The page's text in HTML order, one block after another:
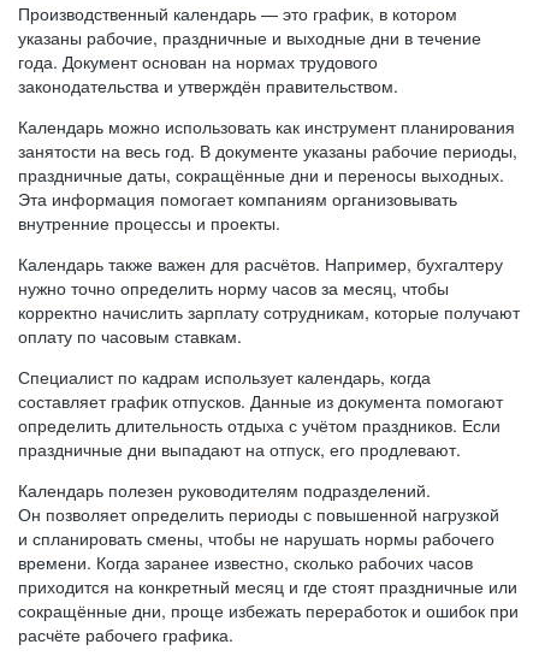
Производственный календарь — это график, в котором
указаны рабочие, праздничные и выходные дни в течение
года. Документ основан на нормах трудового
законодательства и утверждён правительством.
Календарь можно использовать как инструмент планирования
занятости на весь год. В документе указаны рабочие периоды,
праздничные даты, сокращённые дни и переносы выходных.
Эта информация помогает компаниям организовывать
внутренние процессы и проекты.
Календарь также важен для расчётов. Например, бухгалтеру
нужно точно определить норму часов за месяц, чтобы
корректно начислить зарплату сотрудникам, которые получают
оплату по часовым ставкам.
Специалист по кадрам использует календарь, когда
составляет график отпусков. Данные из документа помогают
определить длительность отдыха с учётом праздников. Если
праздничные дни выпадают на отпуск, его продлевают.
Календарь полезен руководителям подразделений.
Он позволяет определить периоды с повышенной нагрузкой
и спланировать смены, чтобы не нарушать нормы рабочего
времени. Когда заранее известно, сколько рабочих часов
приходится на конкретный месяц и где стоят праздничные или
сокращённые дни, проще избежать переработок и ошибок при
расчёте рабочего графика.